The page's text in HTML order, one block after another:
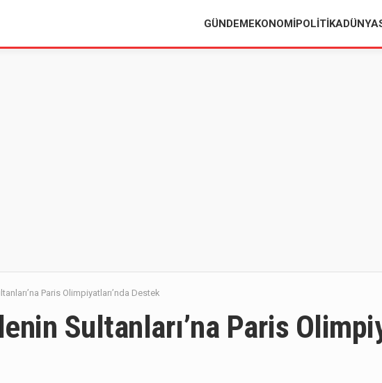
GÜNDEMEKONOMIPOLITIKADÜNYA
Paris Olimpiyatları’nda Destek
Sultanları’na Paris